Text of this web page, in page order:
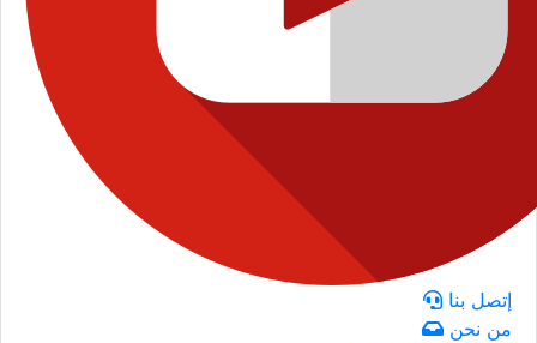
إتصل بنا
من نحن